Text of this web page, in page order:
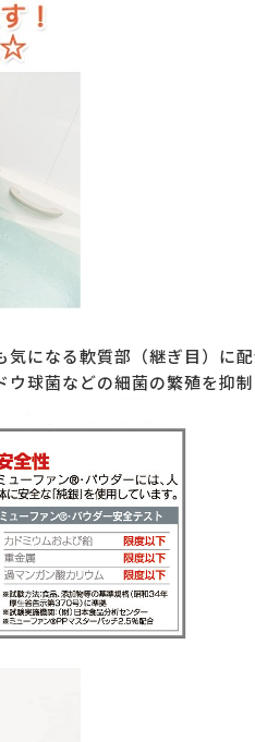
になる軟質部（継ぎ目）に配
球菌などの細菌の繁殖を抑